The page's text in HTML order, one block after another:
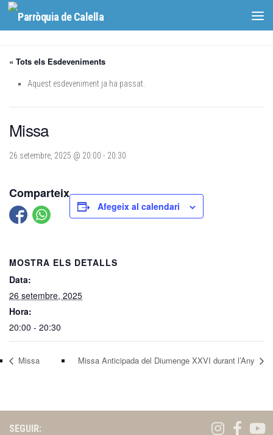
Skip to content
« Tots els Esdeveniments
Aquest esdeveniment ja ha passat.
Missa
26 setembre, 2025 @ 20:00 - 20:30
Comparteix
Afegeix al calendari
MOSTRA ELS DETALLS
Data:
26 setembre, 2025
Hora:
20:00 - 20:30
Missa Missa Anticipada del Diumenge XXVI durant l’Any
SEGUIR: